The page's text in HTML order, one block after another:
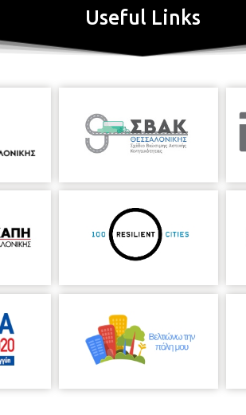
Useful Links